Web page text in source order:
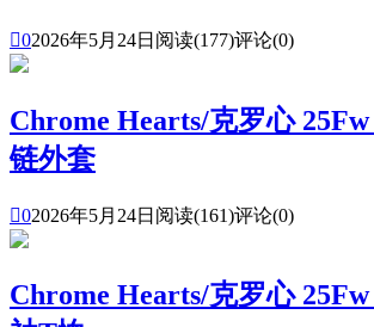
02026年5月24日 阅读(177)评论(0)
Chrome Hearts/克罗心
链外套
02026年5月24日 阅读(161)评论(0)
Chrome Hearts/克罗心